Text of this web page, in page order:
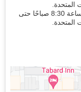
للزيارات: من الاثنين إلى الجمعة، من الساعة 8:30 صباحًا حتى
واشنطن، العاصمة